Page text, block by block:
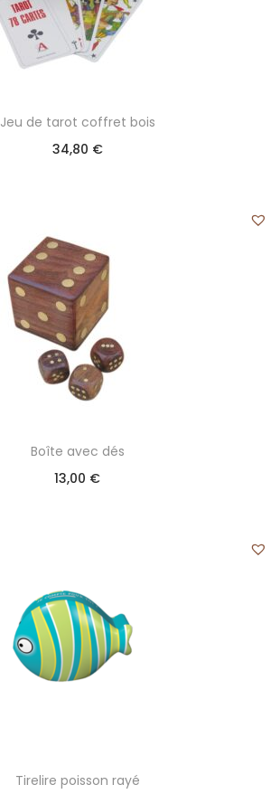
Jeu de tarot coffret bois
34,80 €
Boîte avec dés
13,00 €
Tirelire poisson rayé